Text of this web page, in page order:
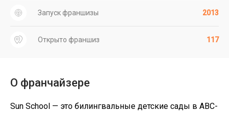
Запуск франшизы 2013
Открыто франшиз 117
О франчайзере
Sun School — это билингвальные детские сады в АВС-